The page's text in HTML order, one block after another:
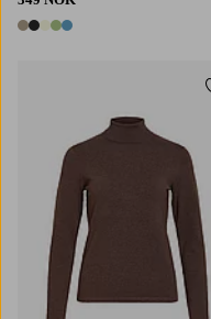
5 farger